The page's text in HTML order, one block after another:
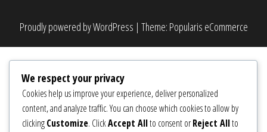
Proudly powered byWordPress | Theme: Popularis eCommerce
We respect your privacy
Cookies help us improve your experience, deliver personalized
content, and analyze traffic. You can choose which cookies to allow by
clickingCustomize. ClickAccept Allto consent orReject Allto